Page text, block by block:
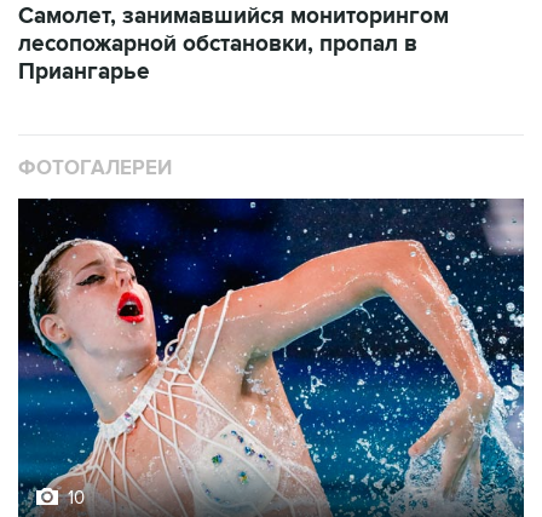
Самолет, занимавшийся мониторингом
лесопожарной обстановки, пропал в
Приангарье
ФОТОГАЛЕРЕИ
10